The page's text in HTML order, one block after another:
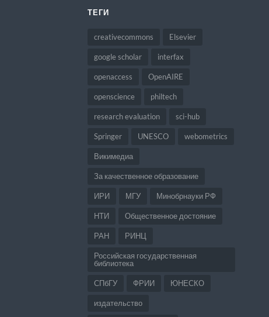
ТЕГИ
creativecommons Elsevier
google scholar interfax
openaccess OpenAIRE
openscience philtech
research evaluation sci-hub
Springer UNESCO webometrics
Викимедиа
За качественное образование
ИРИ МГУ Минобрнауки РФ
НТИ Общественное достояние
РАН РИНЦ
Российская государственная
библиотека
СПбГУ ФРИИ ЮНЕСКО
издательство